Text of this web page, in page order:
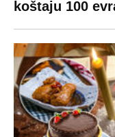
koštaju 100